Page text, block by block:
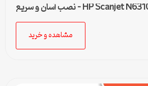
دانلود درایور اسکنر HP Scanjet N6310 – نصب آسان و سریع
مشاهده و خرید